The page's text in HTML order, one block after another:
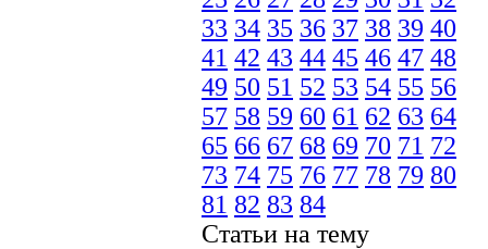
33 34 35 36 37 38 39 40
41 42 43 44 45 46 47 48
49 50 51 52 53 54 55 56
57 58 59 60 61 62 63 64
65 66 67 68 69 70 71 72
73 74 75 76 77 78 79 80
81 82 83 84
Статьи на тему